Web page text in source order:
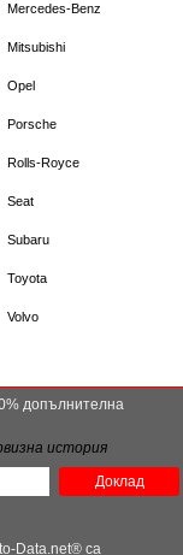
Mercedes-Benz
Mitsubishi
Opel
Porsche
Rolls-Royce
Seat
Subaru
Toyota
Volvo
допълнителна
история
Доклад
Data.net® са